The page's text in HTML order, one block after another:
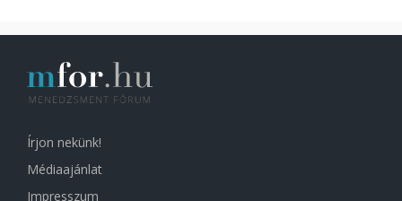
Írjon nekünk!
Médiaajánlat
Impresszum